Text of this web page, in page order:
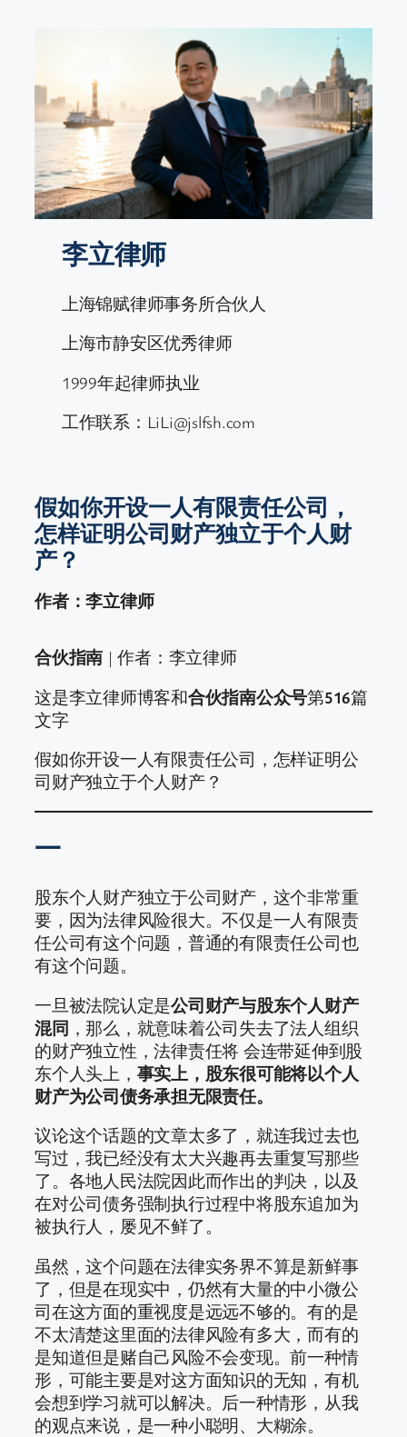
李立律师
上海锦赋律师事务所合伙人
上海市静安区优秀律师
1999年起律师执业
工作联系：LiLi@jslfsh.com
假如你开设一人有限责任公司，
怎样证明公司财产独立于个人财
产？
作者：李立律师
合伙指南 | 作者：李立律师
这是李立律师博客和合伙指南公众号第516篇
文字
假如你开设一人有限责任公司，怎样证明公
司财产独立于个人财产？
一
股东个人财产独立于公司财产，这个非常重
要，因为法律风险很大。不仅是一人有限责
任公司有这个问题，普通的有限责任公司也
有这个问题。
一旦被法院认定是公司财产与股东个人财产
混同 ，那么，就意味着公司失去了法人组织
的财产独立性，法律责任将 会连带延伸到股
东个人头上， 事实上，股东很可能将以个人
财产为公司债务承担无限责任。
议论这个话题的文章太多了，就连我过去也
写过，我已经没有太大兴趣再去重复写那些
了。各地人民法院因此而作出的判决，以及
在对公司债务强制执行过程中将股东追加为
被执行人，屡见不鲜了。
虽然，这个问题在法律实务界不算是新鲜事
了，但是在现实中，仍然有大量的中小微公
司在这方面的重视度是远远不够的。有的是
不太清楚这里面的法律风险有多大，而有的
是知道但是赌自己风险不会变现。前一种情
形，可能主要是对这方面知识的无知，有机
会想到学习就可以解决。后一种情形，从我
的观点来说，是一种小聪明、大糊涂。